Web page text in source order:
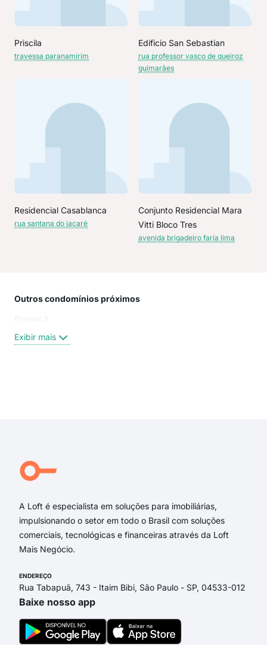
Priscila
travessa paranamirim
Edificio San Sebastian
rua professor vasco de queiroz
guimarães
Residencial Casablanca
rua santana do jacaré
Conjunto Residencial Mara
Vitti Bloco Tres
avenida brigadeiro faria lima
Outros condomínios próximos
Phoenix 3
Exibir mais
A Loft é especialista em soluções para imobiliárias,
impulsionando o setor em todo o Brasil com soluções
comerciais, tecnológicas e financeiras através da Loft
Mais Negócio.
ENDEREÇO
Rua Tabapuã, 743 - Itaim Bibi, São Paulo - SP, 04533-012
Baixe nosso app